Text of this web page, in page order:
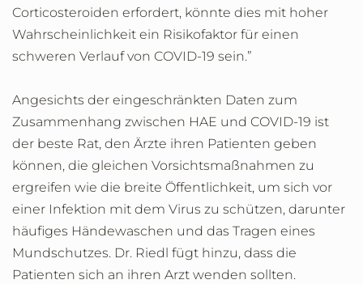
Corticosteroiden erfordert, könnte dies mit hoher
Wahrscheinlichkeit ein Risikofaktor für einen
schweren Verlauf von COVID-19 sein.”
Angesichts der eingeschränkten Daten zum
Zusammenhang zwischen HAE und COVID-19 ist
der beste Rat, den Ärzte ihren Patienten geben
können, die gleichen Vorsichtsmaßnahmen zu
ergreifen wie die breite Öffentlichkeit, um sich vor
einer Infektion mit dem Virus zu schützen, darunter
häufiges Händewaschen und das Tragen eines
Mundschutzes. Dr. Riedl fügt hinzu, dass die
Patienten sich an ihren Arzt wenden sollten.